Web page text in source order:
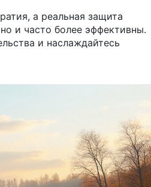
а реальная защита
и часто более эффективны.
и наслаждайтесь